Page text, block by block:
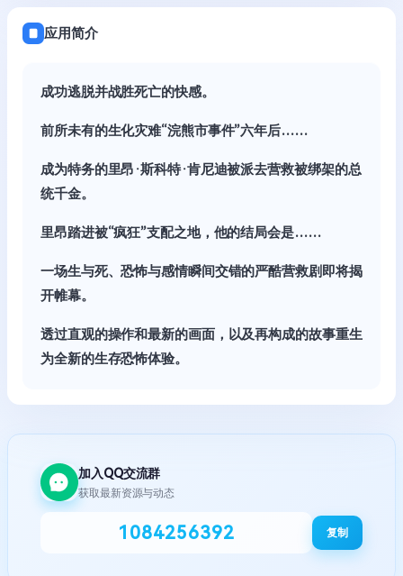
应用简介
成功逃脱并战胜死亡的快感。
前所未有的生化灾难“浣熊市事件”六年后……
成为特务的里昂·斯科特·肯尼迪被派去营救被绑架的总
统千金。
里昂踏进被“疯狂”支配之地，他的结局会是……
一场生与死、恐怖与感情瞬间交错的严酷营救剧即将揭
开帷幕。
透过直观的操作和最新的画面，以及再构成的故事重生
为全新的生存恐怖体验。
加入QQ交流群
获取最新资源与动态
1084256392 复制